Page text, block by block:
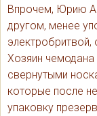
Впрочем, Юрию
другом, менее
электробритвой,
Хозяин чемодана
свернутыми
которые после
упаковку